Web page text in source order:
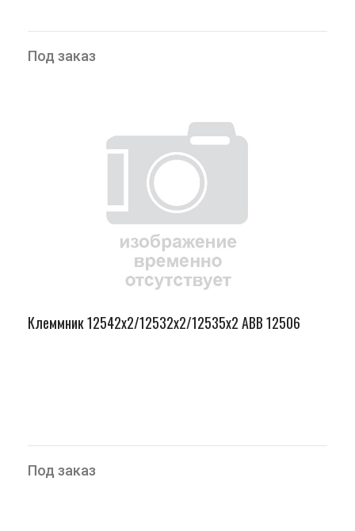
Под заказ
Клеммник 12542х2/12532х2/12535х2 ABB 12506
Под заказ